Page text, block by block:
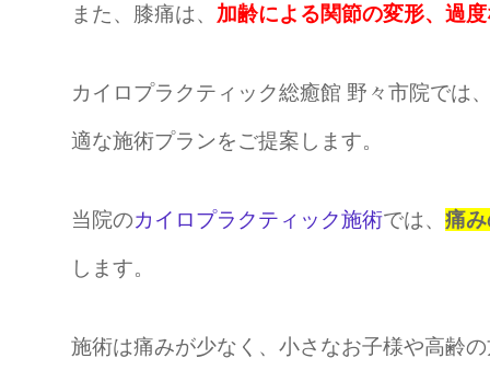
また、膝痛は、 加齢による関節の変形、過
カイロプラクティック総癒館 野々市院では
適な施術プランをご提案します。
当院のカイロプラクティック施術では、 痛
します。
施術は痛みが少なく、小さなお子様や高齢